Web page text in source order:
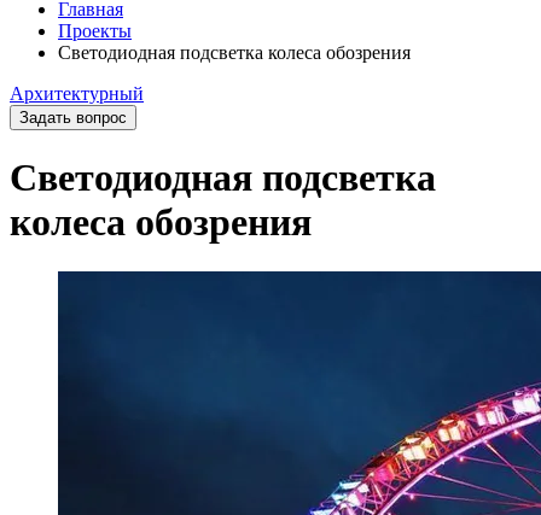
Главная
Проекты
Светодиодная подсветка колеса обозрения
Архитектурный
Задать вопрос
Светодиодная подсветка
колеса обозрения